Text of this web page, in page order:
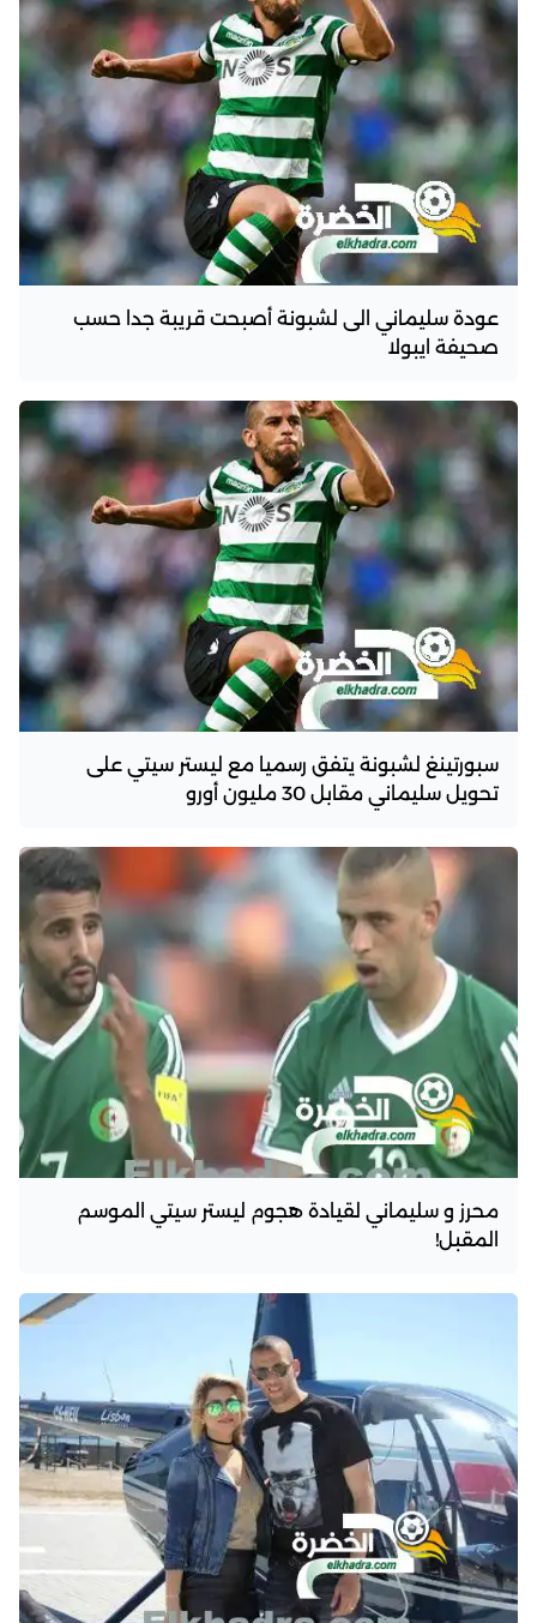
عودة سليماني الى لشبونة أصبحت قريبة جدا حسب
صحيفة ايبولا
سبورتينغ لشبونة يتفق رسميا مع ليستر سيتي على
تحويل سليماني مقابل 30 مليون أورو
محرز و سليماني لقيادة هجوم ليستر سيتي الموسم
المقبل!